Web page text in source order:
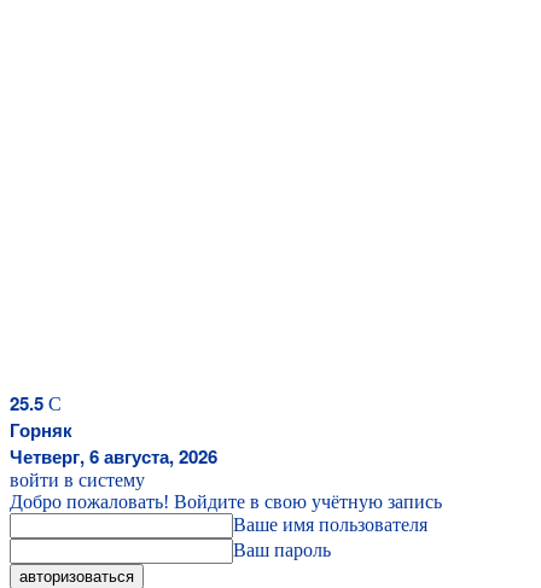
25.5 C
Горняк
Четверг, 6 августа, 2026
войти в систему
Добро пожаловать! Войдите в свою учётную запись
Ваше имя пользователя
Ваш пароль